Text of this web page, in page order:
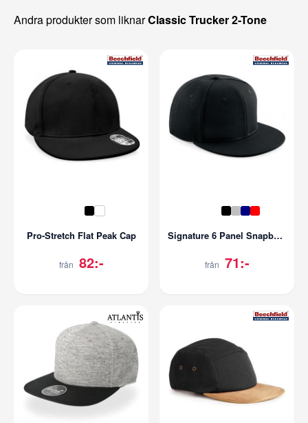
Andra produkter som liknarClassic Trucker 2-Tone
Pro-Stretch Flat Peak Cap
från 82:-
Signature 6 Panel Snapback
från 71:-